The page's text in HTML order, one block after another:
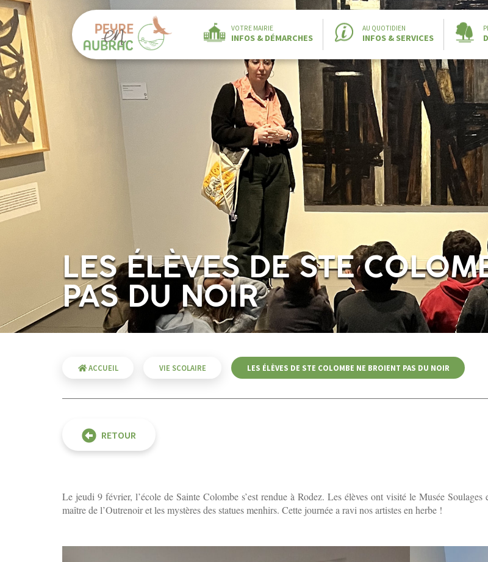
VOTRE MAIRIE
INFOS & DÉMARCHES
AU QUOTIDIEN
INFOS & SERVICES
LES ÉLÈVES DE STE
PAS DU NOIR
ACCUEIL VIE SCOLAIRE LES ÉLÈVES DE STE COLOMBE NE BROIENT PAS DU NOIR
RETOUR
Le jeudi 9 février, l’école de Sainte Colombe s’est rendue à Rodez. Les élèves ont visité le Musée
maître de l’Outrenoir et les mystères des statues menhirs. Cette journée a ravi nos artistes en herbe !